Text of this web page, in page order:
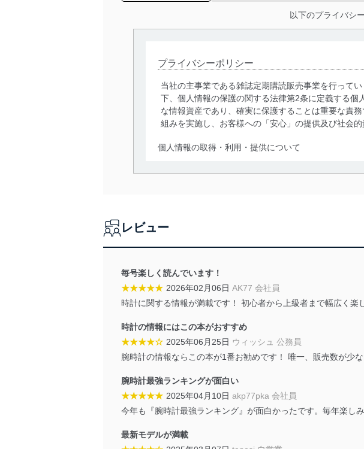
以下のプライバシ
プライバシーポリシー
当社の主事業である雑誌定期購読販売事業を行って
下、個人情報の保護の関する法律第2条に定義する
な情報資産であり、確実に保護することは重要な責
組みを実施し、お客様への「安心」の提供及び社会
個人情報の取得・利用・提供について
当社は、個人情報の取得・利用・提供に際して、そ
令及びその他の規範を常に適合させます。
個人情報の安全管理措置
漏えい、滅失またはき損の防止及び是正に努めます。
アクセス制御
個人データを取り扱うことのできる機器及び当
アクセス者の識別と認証
機器に標準装備されているユーザー制御機能（
外部からの不正アクセス等の防止
レビュー
毎号楽しく読んでいます！
★★★★★ 2026年02月06日 AK77 会社員
時計に関する情報が満載です！ 初心者から上級者まで幅広く楽
時計の情報にはこの本がおすすめ
★★★★☆ 2025年06月25日 ウィッシュ 公務員
腕時計の情報ならこの本が1番お勧めです！ 唯一、販売数が少
腕時計最強ランキングが面白い
★★★★★ 2025年04月10日 akp77pka 会社員
今年も『腕時計最強ランキング』が面白かったです。毎年楽しみ
最新モデルが満載